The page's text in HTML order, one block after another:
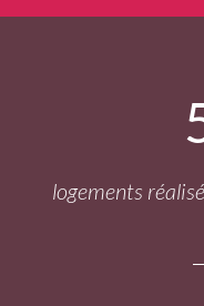
logements